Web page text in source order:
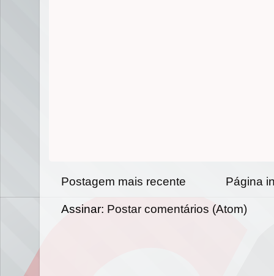
Postagem mais recente Página
Assinar: Postar comentários (Atom)